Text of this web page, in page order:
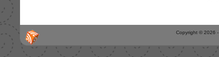
Copyright © 2026